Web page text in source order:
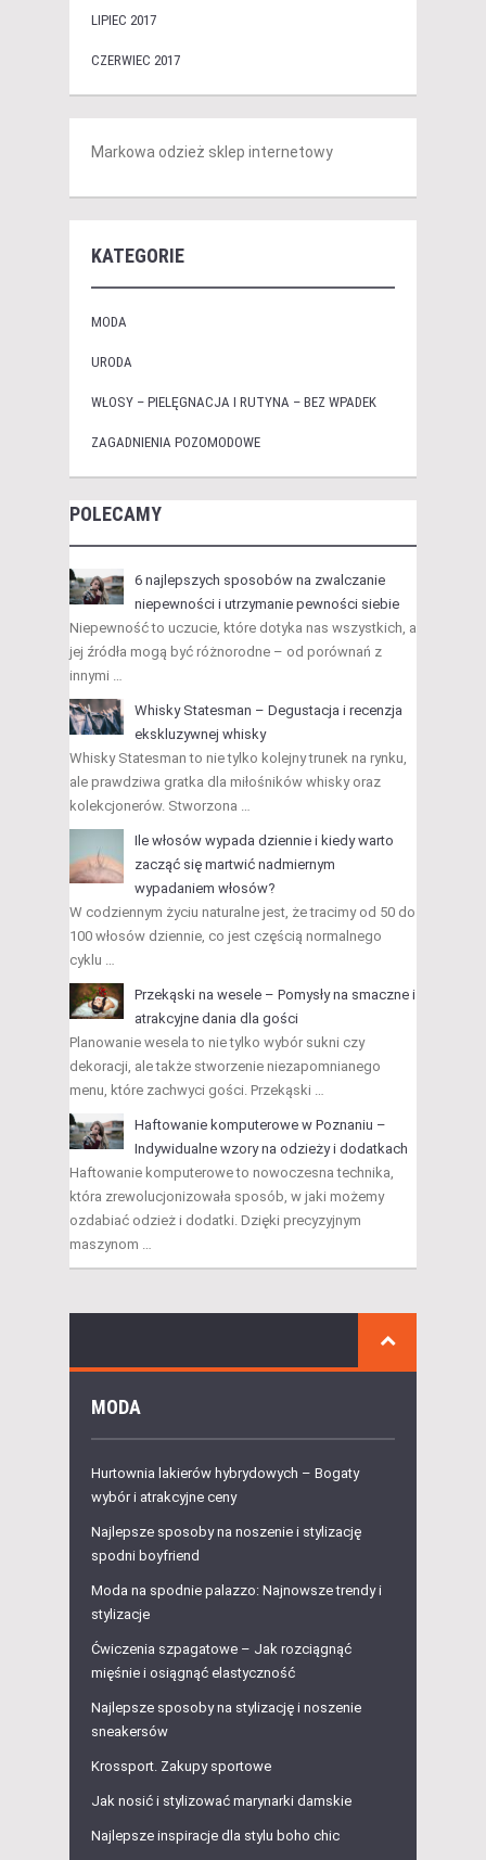
LIPIEC 2017
CZERWIEC 2017
Markowa odzież sklep internetowy
KATEGORIE
MODA
URODA
WŁOSY – PIELĘGNACJA I RUTYNA – BEZ WPADEK
ZAGADNIENIA POZOMODOWE
POLECAMY
6 najlepszych sposobów na zwalczanie
niepewności i utrzymanie pewności siebie
Niepewność to uczucie, które dotyka nas wszystkich, a
jej źródła mogą być różnorodne – od porównań z
innymi …
Whisky Statesman – Degustacja i recenzja
ekskluzywnej whisky
Whisky Statesman to nie tylko kolejny trunek na rynku,
ale prawdziwa gratka dla miłośników whisky oraz
kolekcjonerów. Stworzona …
Ile włosów wypada dziennie i kiedy warto
zacząć się martwić nadmiernym
wypadaniem włosów?
W codziennym życiu naturalne jest, że tracimy od 50 do
100 włosów dziennie, co jest częścią normalnego
cyklu …
Przekąski na wesele – Pomysły na smaczne i
atrakcyjne dania dla gości
Planowanie wesela to nie tylko wybór sukni czy
dekoracji, ale także stworzenie niezapomnianego
menu, które zachwyci gości. Przekąski …
Haftowanie komputerowe w Poznaniu –
Indywidualne wzory na odzieży i dodatkach
Haftowanie komputerowe to nowoczesna technika,
która zrewolucjonizowała sposób, w jaki możemy
ozdabiać odzież i dodatki. Dzięki precyzyjnym
maszynom …
MODA
Hurtownia lakierów hybrydowych – Bogaty
wybór i atrakcyjne ceny
Najlepsze sposoby na noszenie i stylizację
spodni boyfriend
Moda na spodnie palazzo: Najnowsze trendy i
stylizacje
Ćwiczenia szpagatowe – Jak rozciągnąć
mięśnie i osiągnąć elastyczność
Najlepsze sposoby na stylizację i noszenie
sneakersów
Krossport. Zakupy sportowe
Jak nosić i stylizować marynarki damskie
Najlepsze inspiracje dla stylu boho chic